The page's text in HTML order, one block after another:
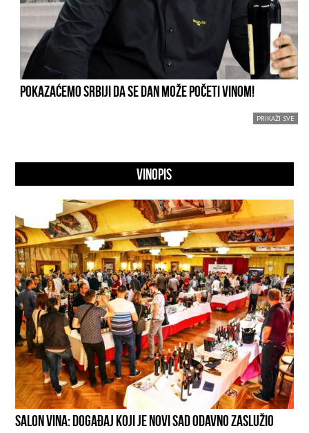
POKAZAĆEMO SRBIJI DA SE DAN MOŽE POČETI VINOM!
PRIKAŽI SVE
VINOPIS
SALON VINA: DOGAĐAJ KOJI JE NOVI SAD ODAVNO ZASLUŽIO